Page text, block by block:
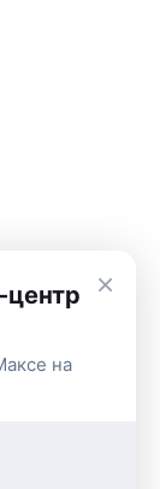
×
центр
на